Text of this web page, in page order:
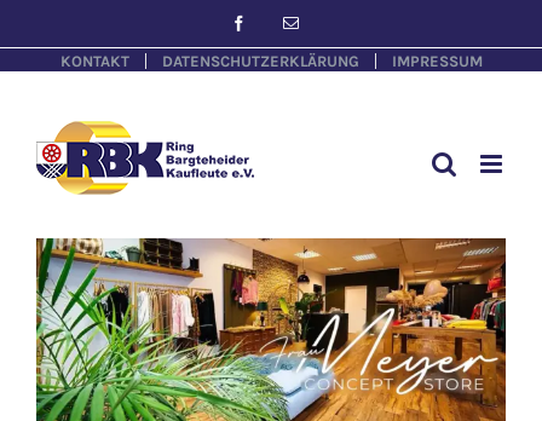
KONTAKT DATENSCHUTZERKLÄRUNG IMPRESSUM